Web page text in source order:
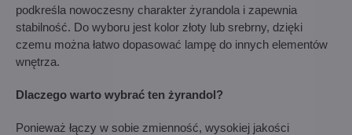
podkreśla nowoczesny charakter żyrandola i zapewnia
stabilność. Do wyboru jest kolor złoty lub srebrny, dzięki
czemu można łatwo dopasować lampę do innych elementów
wnętrza.
Dlaczego warto wybrać ten żyrandol?
Ponieważ łączy w sobie zmienność, wysokiej jakości